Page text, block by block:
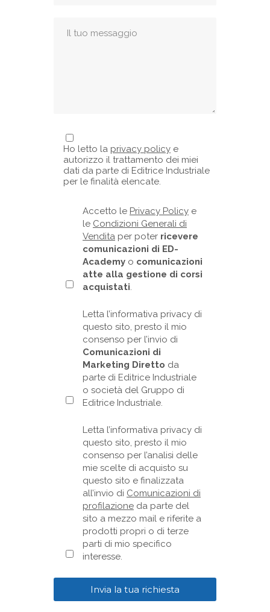
Ho letto la privacy policy e
autorizzo il trattamento dei miei
dati da parte di Editrice Industriale
per le finalità elencate.
Accetto le Privacy Policy e
le Condizioni Generali di
Vendita per poter ricevere
comunicazioni di ED-
Academy o comunicazioni
atte alla gestione di corsi
acquistati.
Letta l’informativa privacy di
questo sito, presto il mio
consenso per l’invio di
Comunicazioni di
Marketing Diretto da
parte di Editrice Industriale
o società del Gruppo di
Editrice Industriale.
Letta l’informativa privacy di
questo sito, presto il mio
consenso per l’analisi delle
mie scelte di acquisto su
questo sito e finalizzata
all’invio di Comunicazioni di
profilazione da parte del
sito a mezzo mail e riferite a
prodotti propri o di terze
parti di mio specifico
interesse.